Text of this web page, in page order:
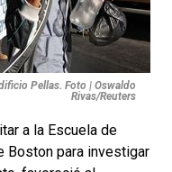
Pellas. Foto | Oswaldo
Rivas/Reuters
a la Escuela de
Boston para investigar